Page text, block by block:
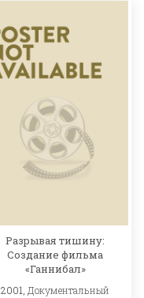
Разрывая тишину:
Создание фильма
«Ганнибал»
2001,Документальный